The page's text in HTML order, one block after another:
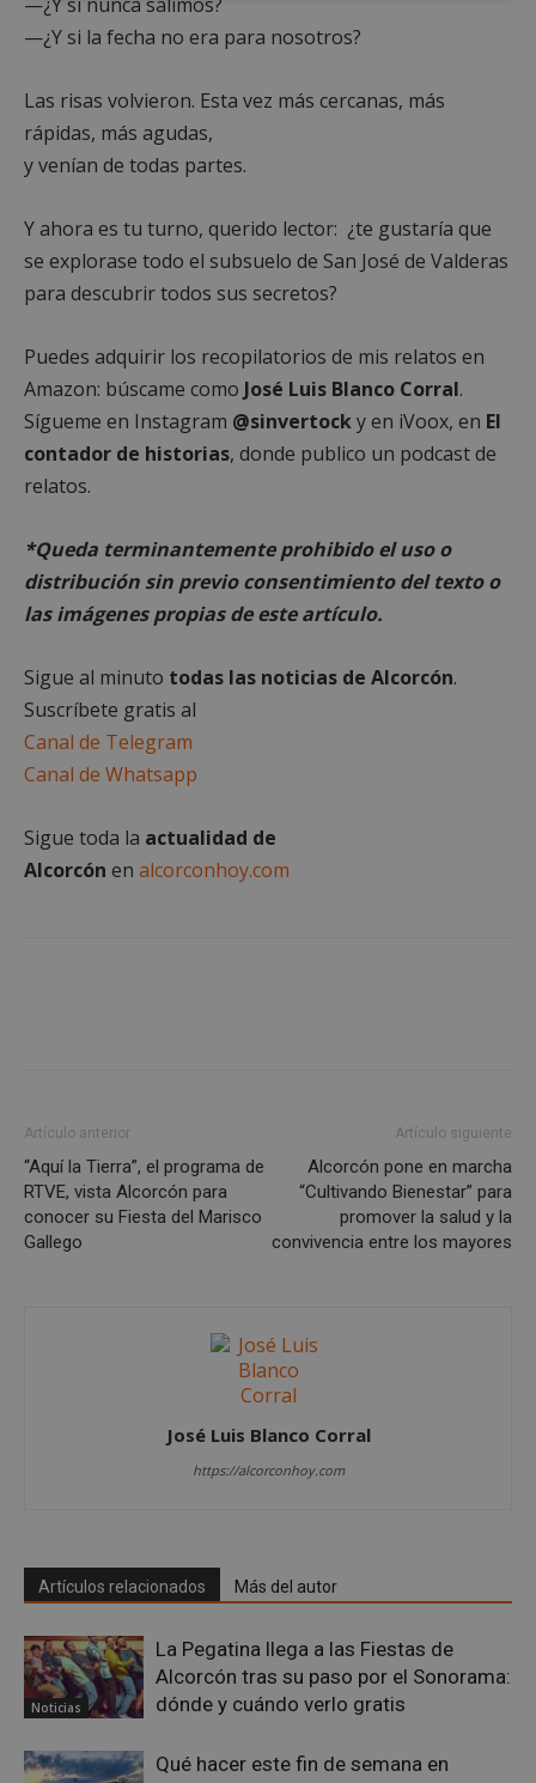
—¿Y si la fecha no era para nosotros?
Las risas volvieron. Esta vez más cercanas, más
rápidas, más agudas,
y venían de todas partes.
Y ahora es tu turno, querido lector: ¿te gustaría que
se explorase todo el subsuelo de San José de Valderas
para descubrir todos sus secretos?
Puedes adquirir los recopilatorios de mis relatos en
Amazon: búscame como José Luis Blanco Corral.
Sígueme en Instagram @sinvertocky en iVoox, en El
contador de historias, donde publico un podcast de
relatos.
*Queda terminantementeprohibido el uso o
distribución sin previo consentimiento del texto o
las imágenes propias de este artículo.
Sigue al minuto todas las noticias de Alcorcón.
Suscríbete gratis al
Canal de Telegram
Canal de Whatsapp
Sigue toda la actualidad de
Alcorcón en alcorconhoy.com
Artículo anterior
“Aquí la Tierra”, el programa de
RTVE, vista Alcorcón para
conocer su Fiesta del Marisco
Gallego
Artículo siguiente
Alcorcón pone en marcha
“Cultivando Bienestar” para
promover la salud y la
convivencia entre los mayores
José Luis Blanco Corral
https://alcorconhoy.com
Artículos relacionados Más del autor
Noticias
La Pegatina llega a las Fiestas de
Alcorcón tras su paso por el Sonorama:
dónde y cuándo verlo gratis
Qué hacer este fin de semana en
estrictamente
necesarias
Cookies de
preferencias
Cookies no clasificadas
Cookies no clasificadas
Las cookies estrictamente necesarias permiten la
funcionalidad principal del sitio web, como el
inicio de sesión de usuario y la gestión de cuentas.
Nombre
PHPSESSID
Amazon.com
1 semana
sp_landing
Spotify Inc.
.spotify.com